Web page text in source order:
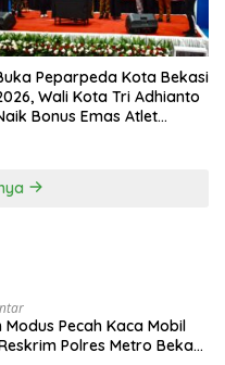
Peparpeda Kota Bekasi
Wali Kota Tri Adhianto
Bonus Emas Atlet
Modus Pecah Kaca Mobil
Polres Metro Bekasi